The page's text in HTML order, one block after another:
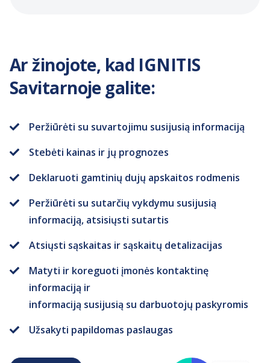
Ar žinojote, kad IGNITIS
Savitarnoje galite:
Peržiūrėti su suvartojimu susijusią informaciją
Stebėti kainas ir jų prognozes
Deklaruoti gamtinių dujų apskaitos rodmenis
Peržiūrėti su sutarčių vykdymu susijusią
informaciją, atsisiųsti sutartis
Atsiųsti sąskaitas ir sąskaitų detalizacijas
Matyti ir koreguoti įmonės kontaktinę
informaciją ir
informaciją susijusią su darbuotojų paskyromis
Užsakyti papildomas paslaugas